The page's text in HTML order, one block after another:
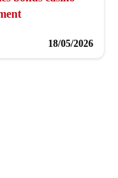
18/05/2026